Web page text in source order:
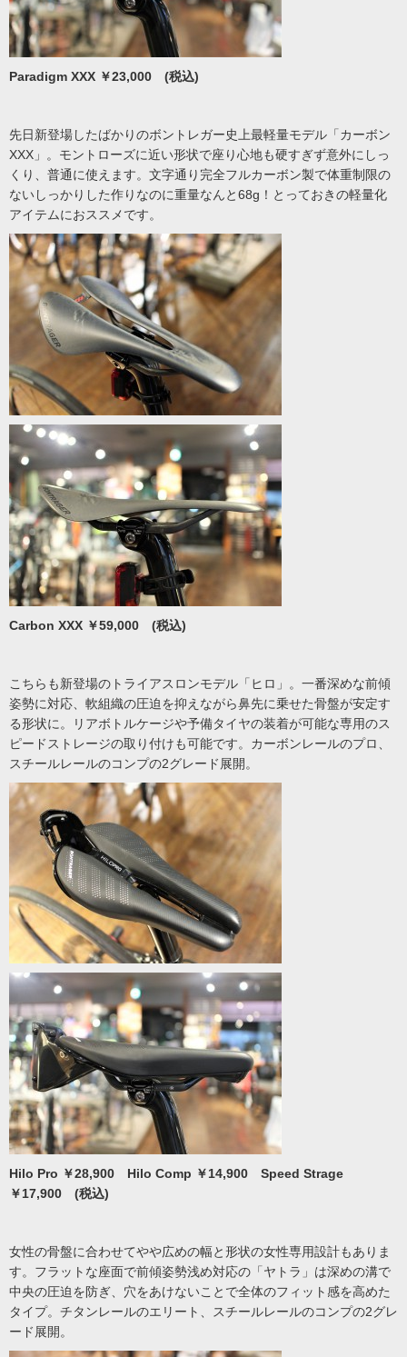
Paradigm XXX ￥23,000 (税込)
先日新登場したばかりのボントレガー史上最軽量モデル「カーボン
XXX」。モントローズに近い形状で座り心地も硬すぎず意外にしっ
くり、普通に使えます。文字通り完全フルカーボン製で体重制限の
ないしっかりした作りなのに重量なんと68g！とっておきの軽量化
アイテムにおススメです。
Carbon XXX ￥59,000 (税込)
こちらも新登場のトライアスロンモデル「ヒロ」。一番深めな前傾
姿勢に対応、軟組織の圧迫を抑えながら鼻先に乗せた骨盤が安定す
る形状に。リアボトルケージや予備タイヤの装着が可能な専用のス
ピードストレージの取り付けも可能です。カーボンレールのプロ、
スチールレールのコンプの2グレード展開。
Hilo Pro ￥28,900 Hilo Comp ￥14,900 Speed Strage
￥17,900 (税込)
女性の骨盤に合わせてやや広めの幅と形状の女性専用設計もありま
す。フラットな座面で前傾姿勢浅め対応の「ヤトラ」は深めの溝で
中央の圧迫を防ぎ、穴をあけないことで全体のフィット感を高めた
タイプ。チタンレールのエリート、スチールレールのコンプの2グレ
ード展開。